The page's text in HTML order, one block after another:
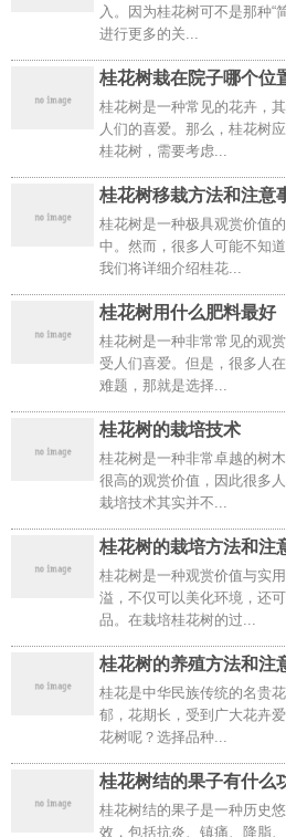
入。因为桂花树可不是那种“
进行更多的关...
桂花树栽在院子哪个位
桂花树是一种常见的花卉，
人们的喜爱。那么，桂花树
桂花树，需要考虑...
桂花树移栽方法和注意
桂花树是一种极具观赏价值
中。然而，很多人可能不知
我们将详细介绍桂花...
桂花树用什么肥料最好
桂花树是一种非常常见的观
受人们喜爱。但是，很多人
难题，那就是选择...
桂花树的栽培技术
桂花树是一种非常卓越的树
很高的观赏价值，因此很多
栽培技术其实并不...
桂花树的栽培方法和注
桂花树是一种观赏价值与实
溢，不仅可以美化环境，还
品。在栽培桂花树的过...
桂花树的养殖方法和注
桂花是中华民族传统的名贵
郁，花期长，受到广大花卉
花树呢？选择品种...
桂花树结的果子有什么
桂花树结的果子是一种历史
效，包括抗炎、镇痛、降脂